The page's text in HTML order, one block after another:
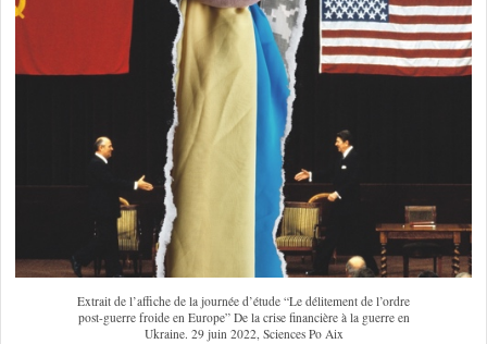
Extrait de l’affiche de la journée d’étude “Le délitement de l’ordre
post-guerre froide en Europe” De la crise financière à la guerre en
Ukraine. 29 juin 2022, Sciences Po Aix